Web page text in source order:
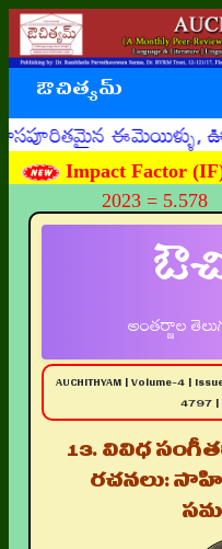
ఔచిత్యమ్
ఊహించని
Impact Factor
2023 =
అంతర్జాల
AUCHITHYAM | Volume-4 |
4797 |
13. వివిధ
రచనలు: